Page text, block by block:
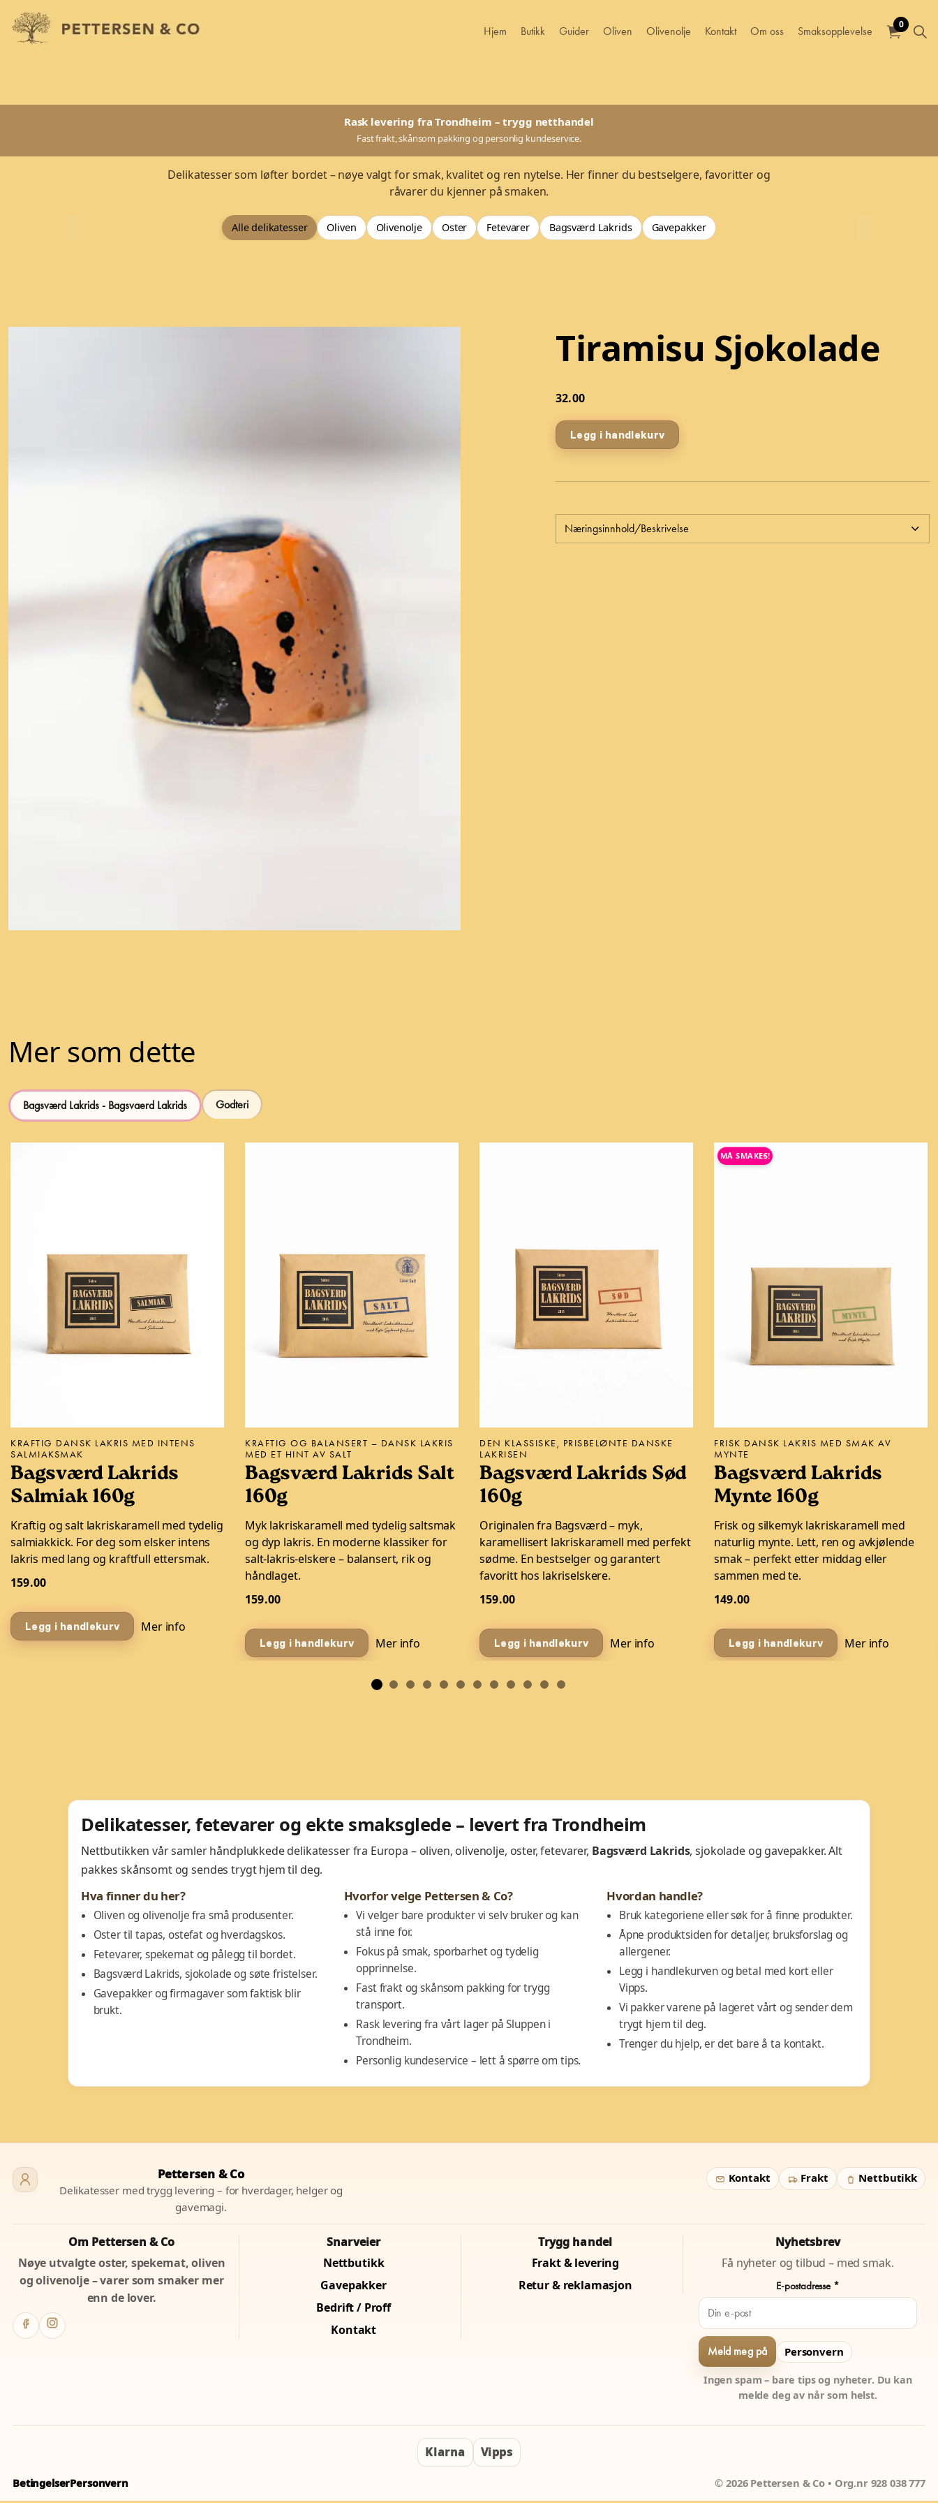
Hjem Butikk Guider Oliven Olivenolje Kontakt Om oss Smaksopplevelse
0
Rask levering fra Trondheim – trygg netthandel
Fast frakt, skånsom pakking og personlig kundeservice.
Delikatesser som løfter bordet – nøye valgt for smak, kvalitet og ren nytelse. Her finner du bestselgere, favoritter og
råvarer du kjenner på smaken.
Alle delikatesser Oliven Olivenolje Oster Fetevarer Bagsværd Lakrids Gavepakker
Tiramisu Sjokolade
32.00
Legg i handlekurv
Næringsinnhold/Beskrivelse
Mer som dette
Bagsværd Lakrids - Bagsvaerd Lakrids Godteri
KRAFTIG DANSK LAKRIS MED INTENS
SALMIAKSMAK
Bagsværd Lakrids
Salmiak 160g
Kraftig og salt lakriskaramell med tydelig
salmiakkick. For deg som elsker intens
lakris med lang og kraftfull ettersmak.
159.00
Legg i handlekurv Mer info
KRAFTIG OG BALANSERT – DANSK LAKRIS
MED ET HINT AV SALT
Bagsværd Lakrids Salt
160g
Myk lakriskaramell med tydelig saltsmak
og dyp lakris. En moderne klassiker for
salt-lakris-elskere – balansert, rik og
håndlaget.
159.00
Legg i handlekurv Mer info
DEN KLASSISKE, PRISBELØNTE DANSKE
LAKRISEN
Bagsværd Lakrids Sød
160g
Originalen fra Bagsværd – myk,
karamellisert lakriskaramell med perfekt
sødme. En bestselger og garantert
favoritt hos lakriselskere.
159.00
Legg i handlekurv Mer info
FRISK DANSK LAKRIS MED SMAK AV
MYNTE
Bagsværd Lakrids
Mynte 160g
Frisk og silkemyk lakriskaramell med
naturlig mynte. Lett, ren og avkjølende
smak – perfekt etter middag eller
sammen med te.
149.00
Legg i handlekurv Mer info
MÅ SMAKES!
Delikatesser, fetevarer og ekte smaksglede – levert fra Trondheim
Nettbutikken vår samler håndplukkede delikatesser fra Europa – oliven, olivenolje, oster, fetevarer, Bagsværd Lakrids, sjokolade og gavepakker. Alt
pakkes skånsomt og sendes trygt hjem til deg.
Hva finner du her?
Oliven og olivenolje fra små produsenter.
Oster til tapas, ostefat og hverdagskos.
Fetevarer, spekemat og pålegg til bordet.
Bagsværd Lakrids, sjokolade og søte fristelser.
Gavepakker og firmagaver som faktisk blir
brukt.
Hvorfor velge Pettersen & Co?
Vi velger bare produkter vi selv bruker og kan
stå inne for.
Fokus på smak, sporbarhet og tydelig
opprinnelse.
Fast frakt og skånsom pakking for trygg
transport.
Rask levering fra vårt lager på Sluppen i
Trondheim.
Personlig kundeservice – lett å spørre om tips.
Hvordan handle?
Bruk kategoriene eller søk for å finne produkter.
Åpne produktsiden for detaljer, bruksforslag og
allergener.
Legg i handlekurven og betal med kort eller
Vipps.
Vi pakker varene på lageret vårt og sender dem
trygt hjem til deg.
Trenger du hjelp, er det bare å ta kontakt.
Pettersen & Co
Delikatesser med trygg levering – for hverdager, helger og
gavemagi.
Kontakt Frakt Nettbutikk
Om Pettersen & Co
Nøye utvalgte oster, spekemat, oliven
og olivenolje – varer som smaker mer
enn de lover.
Snarveier
Nettbutikk
Gavepakker
Bedrift / Proff
Kontakt
Trygg handel
Frakt & levering
Retur & reklamasjon
Nyhetsbrev
Få nyheter og tilbud – med smak.
E-postadresse *
Personvern
Ingen spam – bare tips og nyheter. Du kan
melde deg av når som helst.
Klarna Vipps
BetingelserPersonvern © 2026 Pettersen & Co • Org.nr 928 038 777